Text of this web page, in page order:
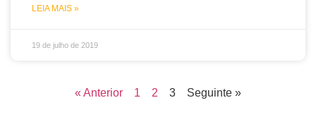
LEIA MAIS »
19 de julho de 2019
« Anterior 1 2 3 Seguinte »